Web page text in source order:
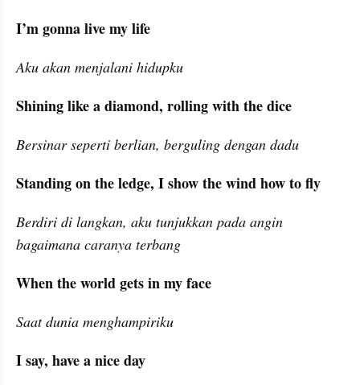
I’m gonna live my life
Aku akan menjalani hidupku
Shining like a diamond, rolling with the dice
Bersinar seperti berlian, berguling dengan dadu
Standing on the ledge, I show the wind how to fly
Berdiri di langkan, aku tunjukkan pada angin
bagaimana caranya terbang
When the world gets in my face
Saat dunia menghampiriku
I say, have a nice day